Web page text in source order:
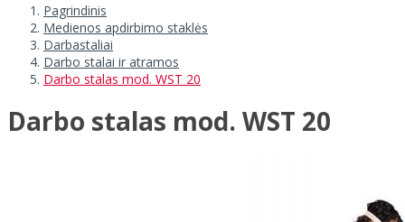
Pagrindinis
Medienos apdirbimo staklės
Darbastaliai
Darbo stalai ir atramos
Darbo stalas mod. WST 20
Darbo stalas mod. WST 20